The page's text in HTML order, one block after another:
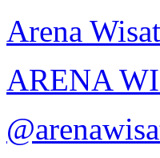
Arena
ARENA